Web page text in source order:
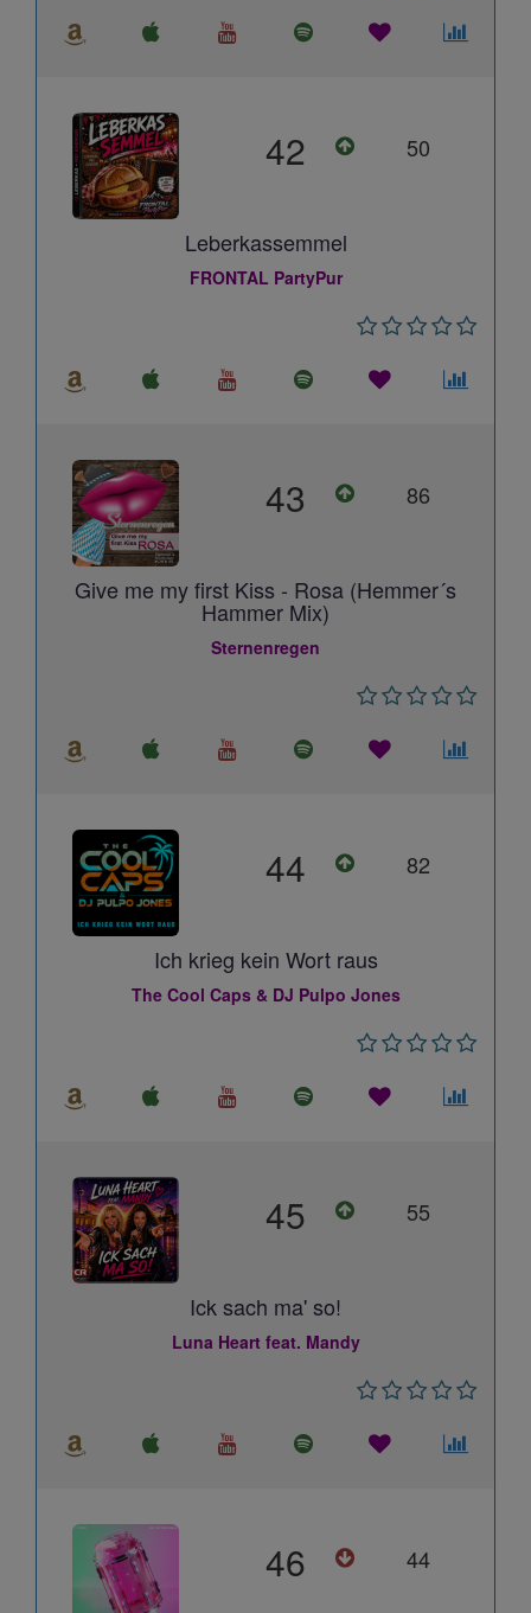
42 50
Leberkassemmel
FRONTAL PartyPur
43 86
Give me my first Kiss - Rosa (Hemmer´s
Hammer Mix)
Sternenregen
44 82
Ich krieg kein Wort raus
The Cool Caps & DJ Pulpo Jones
45 55
Ick sach ma' so!
Luna Heart feat. Mandy
46 44